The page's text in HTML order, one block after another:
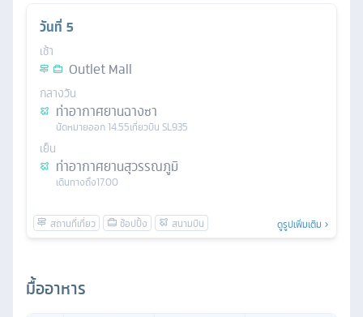
วันที่ 5
เช้า
Outlet Mall
กลางวัน
ท่าอากาศยานฉางซา
นัดหมายออก14.55เที่ยวบิน SL935
เย็น
ท่าอากาศยานสุวรรณภูมิ
เดินทางถึง17.00
ดูรูปเพิ่มเติม
มื้ออาหาร